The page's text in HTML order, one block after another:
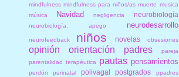
mindfulness mindfulness para niños/as muerte musica
música
Navidad negligencia neurobiología
neurobiología. apego neurodesarrollo
neurofeedback niños novelas obsesiones
opinión orientación padres
pareja
parentalidad terapéutica
pautas pensamientos
perdón perinatal polivagal postgrados
ppadres